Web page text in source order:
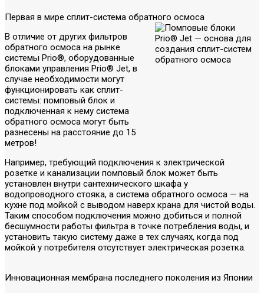
Первая в мире сплит-система обратного осмоса
В отличие от других фильтров
обратного осмоса на рынке
системы Prio®, оборудованные
блоками управления Prio® Jet, в
случае необходимости могут
функционировать как сплит-
системы: помповый блок и
подключенная к нему система
обратного осмоса могут быть
разнесены на расстояние до 15
метров!
Например, требующий подключения к электрической
розетке и канализации помповый блок может быть
установлен внутри сантехнического шкафа у
водопроводного стояка, а система обратного осмоса — на
кухне под мойкой с выводом наверх крана для чистой воды.
Таким способом подключения можно добиться и полной
бесшумности работы фильтра в точке потребления воды, и
установить такую систему даже в тех случаях, когда под
мойкой у потребителя отсутствует электрическая розетка.
Инновационная мембрана последнего поколения из Японии